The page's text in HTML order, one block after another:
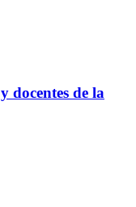
docentes de la